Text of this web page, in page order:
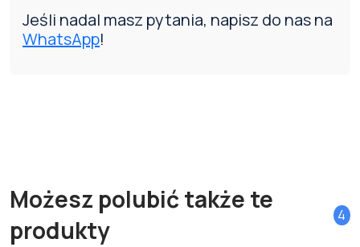
Jeśli nadal masz pytania, napisz do nas na
WhatsApp!
Możesz polubić także te
produkty
4